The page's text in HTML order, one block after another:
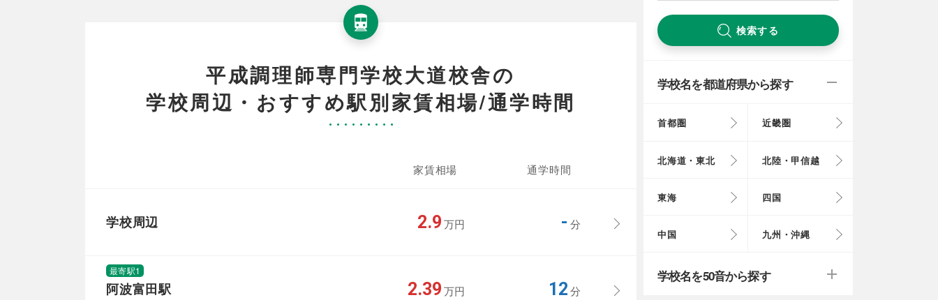
平成調理師専門学校大道校舎の
学校周辺・おすすめ駅別家賃相場/通学時間
家賃相場 通学時間
学校周辺 2.9万円 - 分
最寄駅1
阿波富田駅 2.39万円 12分
検索する
学校名を都道府県から探す
首都圏 近畿圏
北海道・東北 北陸・甲信越
東海 四国
中国 九州・沖縄
学校名を50音から探す